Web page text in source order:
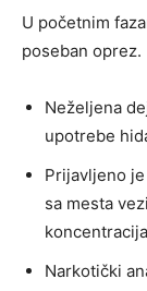
U početnim
poseban oprez.
Neželjena
upotrebe
Prijavljeno
sa mesta
Narkotički